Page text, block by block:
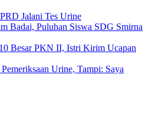
Jalani Tes Urine
Badai, Puluhan Siswa SDG Smirna
Besar PKN II, Istri Kirim Ucapan
Urine, Tampi: Saya